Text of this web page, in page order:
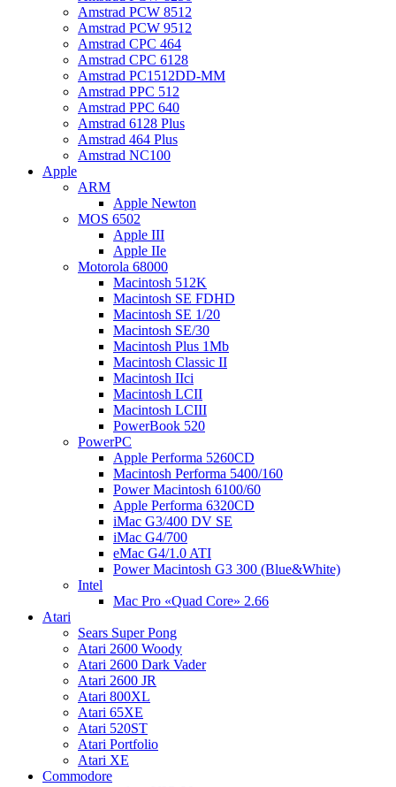
Amstrad PCW 8512
Amstrad PCW 9512
Amstrad CPC 464
Amstrad CPC 6128
Amstrad PC1512DD-MM
Amstrad PPC 512
Amstrad PPC 640
Amstrad 6128 Plus
Amstrad 464 Plus
Amstrad NC100
Apple
ARM
Apple Newton
MOS 6502
Apple III
Apple IIe
Motorola 68000
Macintosh 512K
Macintosh SE FDHD
Macintosh SE 1/20
Macintosh SE/30
Macintosh Plus 1Mb
Macintosh Classic II
Macintosh IIci
Macintosh LCII
Macintosh LCIII
PowerBook 520
PowerPC
Apple Performa 5260CD
Macintosh Performa 5400/160
Power Macintosh 6100/60
Apple Performa 6320CD
iMac G3/400 DV SE
iMac G4/700
eMac G4/1.0 ATI
Power Macintosh G3 300 (Blue&White)
Intel
Mac Pro «Quad Core» 2.66
Atari
Sears Super Pong
Atari 2600 Woody
Atari 2600 Dark Vader
Atari 2600 JR
Atari 800XL
Atari 65XE
Atari 520ST
Atari Portfolio
Atari XE
Commodore